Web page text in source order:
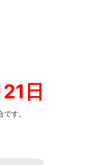
日
す。